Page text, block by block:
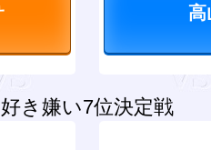
好き嫌い7位決定戦